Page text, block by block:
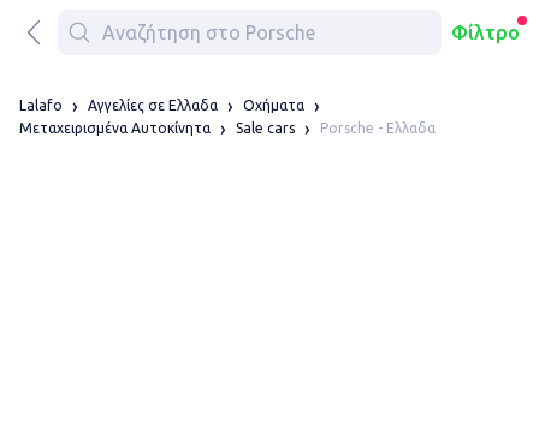
Φίλτρο
Lalafo Αγγελίες σε Ελλαδα
Οχήματα
Μεταχειρισμένα Αυτοκίνητα
Sale cars Porsche - Ελλαδα